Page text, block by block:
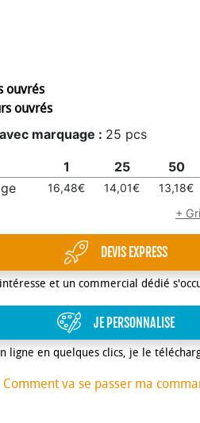
durable, même après
ce casque vous suit
ouvrés
ouvrés
marquage : 25 pcs
1 25 50
16,48€ 14,01€ 13,18€
+
DEVIS EXPRESS
et un commercial dédié
JE PERSONNALISE
ligne en quelques clics, je le
Comment va se passer ma